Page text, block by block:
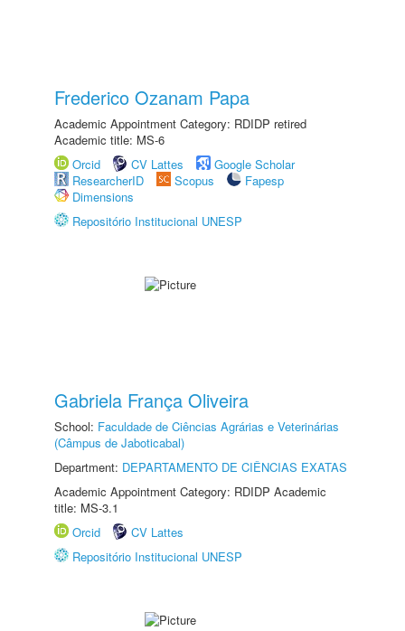
Frederico Ozanam Papa
Academic Appointment Category: RDIDP retired
Academic title: MS-6
Orcid
CV Lattes
Google Scholar
ResearcherID
Scopus
Fapesp
Dimensions
Repositório Institucional UNESP
Gabriela França Oliveira
School: Faculdade de Ciências Agrárias e Veterinárias
(Câmpus de Jaboticabal)
Department: DEPARTAMENTO DE CIÊNCIAS EXATAS
Academic Appointment Category: RDIDP Academic
title: MS-3.1
Orcid
CV Lattes
Repositório Institucional UNESP